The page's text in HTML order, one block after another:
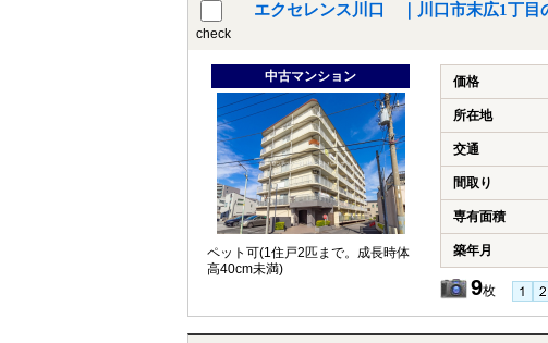
check
エクセレンス川口 ｜川口市末広1丁目
中古マンション
ペット可(1住戸2匹まで。成長時体
高40cm未満)
価格
所在地
交通
間取り
専有面積
築年月
9枚